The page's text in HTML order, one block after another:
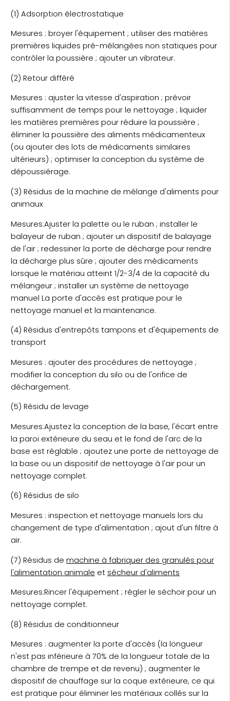
(1) Adsorption électrostatique
Mesures : broyer l'équipement ; utiliser des matières
premières liquides pré-mélangées non statiques pour
contrôler la poussière ; ajouter un vibrateur.
(2) Retour différé
Mesures : ajuster la vitesse d'aspiration ; prévoir
suffisamment de temps pour le nettoyage ; liquider
les matières premières pour réduire la poussière ;
éliminer la poussière des aliments médicamenteux
(ou ajouter des lots de médicaments similaires
ultérieurs) ; optimiser la conception du système de
dépoussiérage.
(3) Résidus de la machine de mélange d'aliments pour
animaux
Mesures:Ajuster la palette ou le ruban ; installer le
balayeur de ruban ; ajouter un dispositif de balayage
de l'air ; redessiner la porte de décharge pour rendre
la décharge plus sûre ; ajouter des médicaments
lorsque le matériau atteint 1/2-3/4 de la capacité du
mélangeur ; installer un système de nettoyage
manuel La porte d'accès est pratique pour le
nettoyage manuel et la maintenance.
(4) Résidus d'entrepôts tampons et d'équipements de
transport
Mesures : ajouter des procédures de nettoyage ;
modifier la conception du silo ou de l'orifice de
déchargement.
(5) Résidu de levage
Mesures:Ajustez la conception de la base, l'écart entre
la paroi extérieure du seau et le fond de l'arc de la
base est réglable ; ajoutez une porte de nettoyage de
la base ou un dispositif de nettoyage à l'air pour un
nettoyage complet.
(6) Résidus de silo
Mesures : inspection et nettoyage manuels lors du
changement de type d'alimentation ; ajout d'un filtre à
air.
(7) Résidus de machine à fabriquer des granulés pour
l'alimentation animale et sécheur d'aliments
Mesures:Rincer l'équipement ; régler le séchoir pour un
nettoyage complet.
(8) Résidus de conditionneur
Mesures : augmenter la porte d'accès (la longueur
n'est pas inférieure à 70% de la longueur totale de la
chambre de trempe et de revenu) ; augmenter le
dispositif de chauffage sur la coque extérieure, ce qui
est pratique pour éliminer les matériaux collés sur la